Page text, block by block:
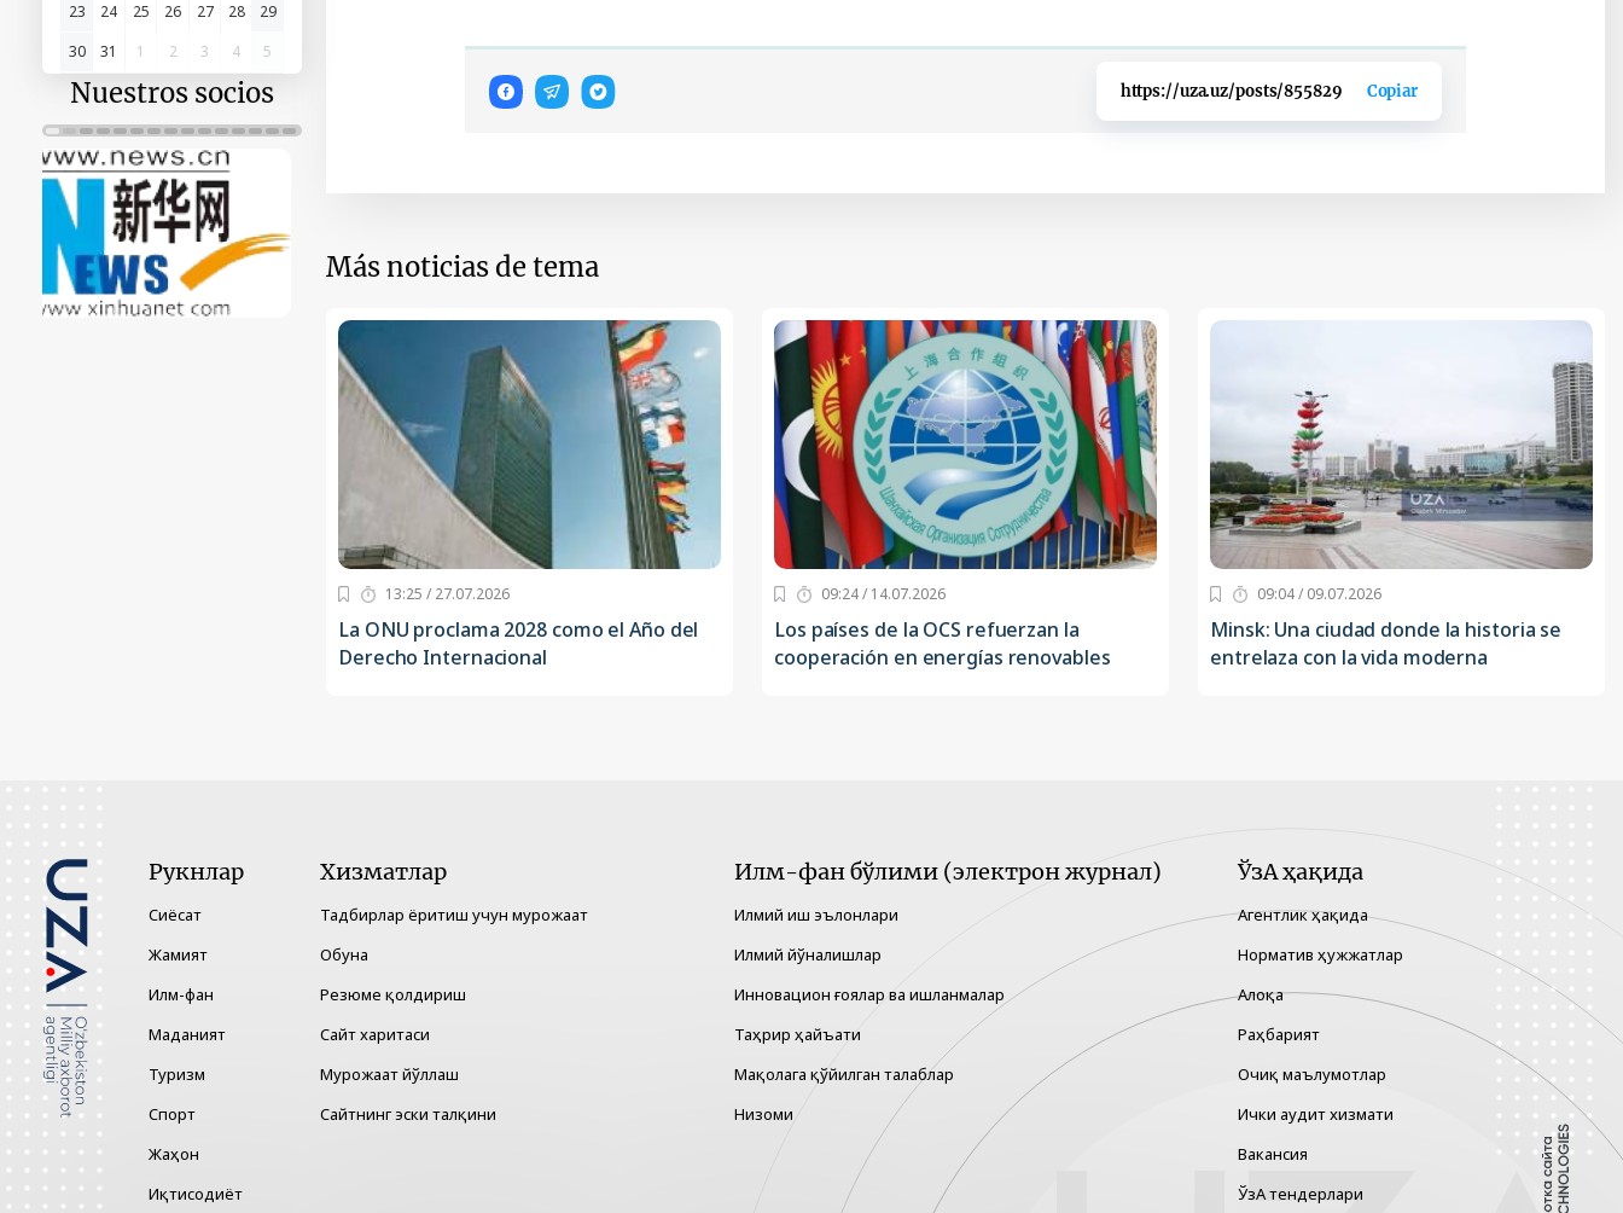
23
24 25 26 27 28
29
30
31 1 2 3 4 5
Nuestros socios https://uza.uz/posts/855829 Copiar
Más noticias de tema
13:25 / 27.07.2026
La ONU proclama 2028 como el Año del
Derecho Internacional
09:24 / 14.07.2026
Los países de la OCS refuerzan la
cooperación en energías renovables
09:04 / 09.07.2026
Minsk: Una ciudad donde la historia se
entrelaza con la vida moderna
Рукнлар
Сиёсат
Жамият
Илм-фан
Маданият
Туризм
Спорт
Жаҳон
Иқтисодиёт
Хизматлар
Тадбирлар ёритиш учун мурожаат
Обуна
Резюме қолдириш
Сайт харитаси
Мурожаат йўллаш
Сайтнинг эски талқини
Илм-фан бўлими (электрон журнал)
Илмий иш эълонлари
Илмий йўналишлар
Инновацион ғоялар ва ишланмалар
Таҳрир ҳайъати
Мақолага қўйилган талаблар
Низоми
ЎзА ҳақида
Агентлик ҳақида
Норматив ҳужжатлар
Алоқа
Раҳбарият
Очиқ маълумотлар
Ички аудит хизмати
Вакансия
ЎзА тендерлари